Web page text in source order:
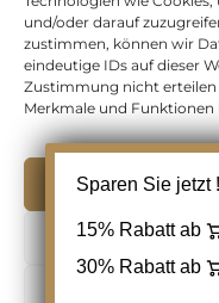
und/oder darauf
zustimmen, können wir
eindeutige IDs auf dieser
Zustimmung nicht
Merkmale und
Zensurbelege
Zensurbelege
Copyright 2012 -
Reserved |
Sparen Sie jetzt !
15% Rabatt ab
30% Rabatt ab